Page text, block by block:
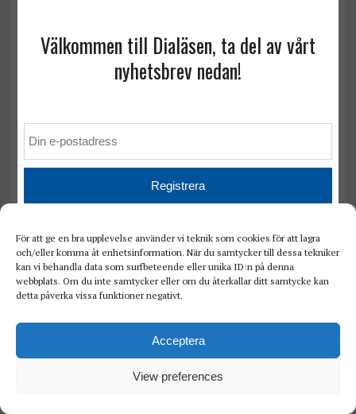
För att ge en bra upplevelse använder vi teknik som cookies för att lagra
och/eller komma åt enhetsinformation. När du samtycker till dessa tekniker
kan vi behandla data som surfbeteende eller unika ID:n på denna
webbplats. Om du inte samtycker eller om du återkallar ditt samtycke kan
detta påverka vissa funktioner negativt.
Acceptera
View preferences
Levande njurdonatorer får färre
benfrakturer
Välkommen till Dialäsen, ta del av vårt
nyhetsbrev nedan!